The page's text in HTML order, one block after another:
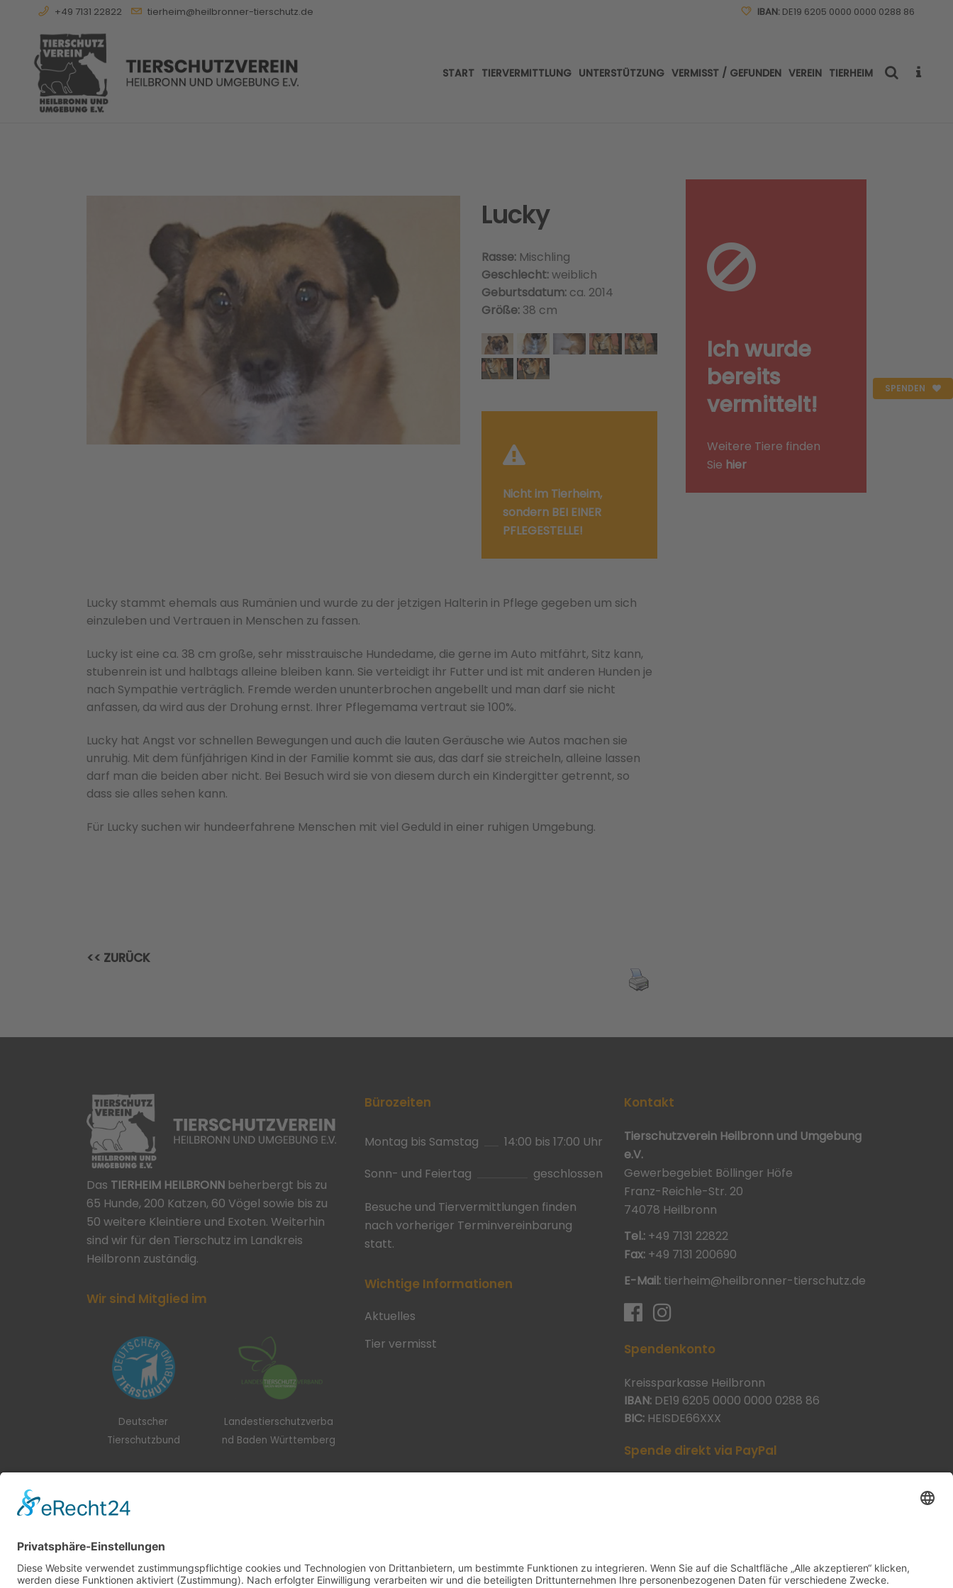
+49 7131 22822 tierheim@heilbronner-tierschutz.de IBAN: DE19 6205 0000 0000 0288 86
START TIERVERMITTLUNG UNTERSTÜTZUNG VERMISST / GEFUNDEN VEREIN TIERHEIM
SPENDEN
Lucky
Rasse:Mischling
Geschlecht:weiblich
Geburtsdatum:ca. 2014
Größe:38 cm
Nicht im Tierheim,
sondern BEI EINER
PFLEGESTELLE!
Lucky stammt ehemals aus Rumänien und wurde zu der jetzigen Halterin in Pflege gegeben um sich
einzuleben und Vertrauen in Menschen zu fassen.
Lucky ist eine ca. 38 cm große, sehr misstrauische Hundedame, die gerne im Auto mitfährt, Sitz kann,
stubenrein ist und halbtags alleine bleiben kann. Sie verteidigt ihr Futter und ist mit anderen Hunden je
nach Sympathie verträglich. Fremde werden ununterbrochen angebellt und man darf sie nicht
anfassen, da wird aus der Drohung ernst. Ihrer Pflegemama vertraut sie 100%.
Lucky hat Angst vor schnellen Bewegungen und auch die lauten Geräusche wie Autos machen sie
unruhig. Mit dem fünfjährigen Kind in der Familie kommt sie aus, das darf sie streicheln, alleine lassen
darf man die beiden aber nicht. Bei Besuch wird sie von diesem durch ein Kindergitter getrennt, so
dass sie alles sehen kann.
Für Lucky suchen wir hundeerfahrene Menschen mit viel Geduld in einer ruhigen Umgebung.
<< ZURÜCK
Ich wurde
bereits
vermittelt!
Weitere Tiere finden
Sie hier
Das TIERHEIM HEILBRONN beherbergt bis zu
65 Hunde, 200 Katzen, 60 Vögel sowie bis zu
50 weitere Kleintiere und Exoten. Weiterhin
sind wir für den Tierschutz im Landkreis
Heilbronn zuständig.
Wir sind Mitglied im
Deutscher
Tierschutzbund
Landestierschutzverba
nd Baden Württemberg
Bürozeiten
Montag bis Samstag
14:00 bis 17:00 Uhr
Sonn- und Feiertag
geschlossen
Besuche und Tiervermittlungen finden
nach vorheriger Terminvereinbarung
statt.
Wichtige Informationen
Aktuelles
Tier vermisst
Kontakt
Tierschutzverein Heilbronn und Umgebung
e.V.
Gewerbegebiet Böllinger Höfe
Franz-Reichle-Str. 20
74078 Heilbronn
Tel.: +49 7131 22822
Fax: +49 7131 200690
E-Mail: tierheim@heilbronner-tierschutz.de
Spendenkonto
Kreissparkasse Heilbronn
IBAN: DE19 6205 0000 0000 0288 86
BIC: HEISDE66XXX
Spende direkt via PayPal